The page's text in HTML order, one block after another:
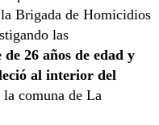
Brigada de Homicidios
las
26 años de edad y
al interior del
la comuna de La